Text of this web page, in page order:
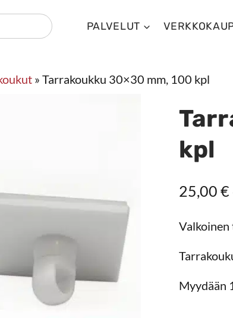
PALVELUT
» Tarrakoukku 30×30 mm, 100 kpl
kpl
25,00 €
Valkoinen
Myydään